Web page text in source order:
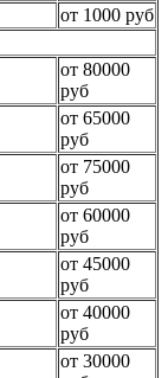
от 1000 руб
от 80000
руб
от 65000
руб
от 75000
руб
от 60000
руб
от 45000
руб
от 40000
руб
от 30000